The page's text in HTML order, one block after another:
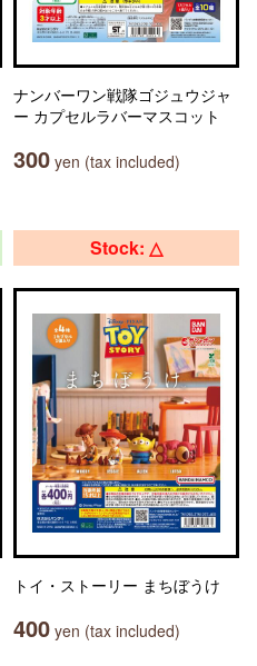
ナンバーワン戦隊ゴジュウジャ
ー カプセルラバーマスコット
300 yen (tax included)
Stock: △
トイ・ストーリー まちぼうけ
400 yen (tax included)